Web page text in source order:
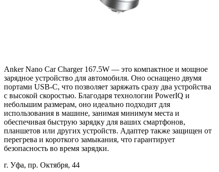
Anker Nano Car Charger 167.5W — это компактное и мощное
зарядное устройство для автомобиля. Оно оснащено двумя
портами USB-C, что позволяет заряжать сразу два устройства
с высокой скоростью. Благодаря технологии PowerIQ и
небольшим размерам, оно идеально подходит для
использования в машине, занимая минимум места и
обеспечивая быструю зарядку для ваших смартфонов,
планшетов или других устройств. Адаптер также защищен от
перегрева и короткого замыкания, что гарантирует
безопасность во время зарядки.
г. Уфа, пр. Октября, 44